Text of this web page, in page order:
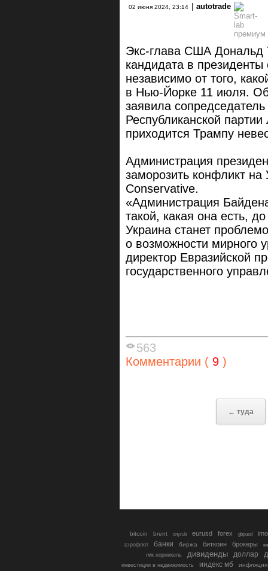
02 июня 2024, 23:14 autotrade
Экс-глава США Дональд
кандидата в президенты
независимо от того,
в Нью-Йорке 11 июля.
заявила
Республиканской
приходится Трампу
Администрация
заморозить конфликт
Conservative.
«Администрация
такой, какая она есть,
Украина станет
о возможности мирного
директор Евразийской
государственного
563
Комментарии ( 9 )
← туда
bitcoin brent cnyrub eurusd forex gbpusd
аэрофлот банки биржа биткоин брокеры
гмк норникель
дивиденды доллар
инвестиции в недвижимость индекс мб инфляция